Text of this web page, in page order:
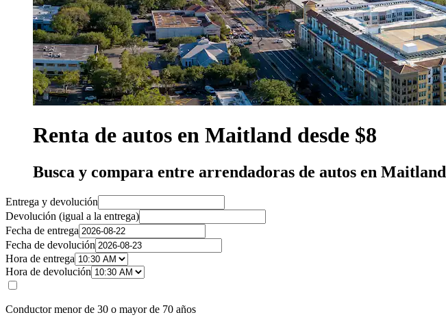
Renta de autos en Maitland desde $8
Busca y compara entre arrendadoras de autos en Maitland
Entrega y devolución
Devolución (igual a la entrega)
Fecha de entrega
Fecha de devolución
Hora de entrega
Hora de devolución
Conductor menor de 30 o mayor de 70 años